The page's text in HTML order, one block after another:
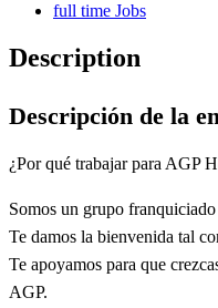
full time Jobs
Description
Descripción de la
¿Por qué trabajar para AGP
Somos un grupo
Te damos la bienvenida tal
Te apoyamos para que
AGP.